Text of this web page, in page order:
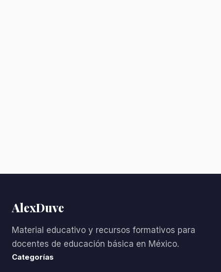
AlexDuve
Material educativo y recursos formativos para
docentes de educación básica en México.
Categorías